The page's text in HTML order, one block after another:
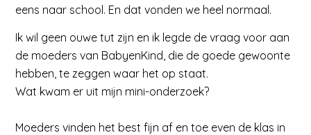
eens naar school. En dat vonden we heel normaal.
Ik wil geen ouwe tut zijn en ik legde de vraag voor aan
de moeders van BabyenKind, die de goede gewoonte
hebben, te zeggen waar het op staat.
Wat kwam er uit mijn mini-onderzoek?
Moeders vinden het best fijn af en toe even de klas in